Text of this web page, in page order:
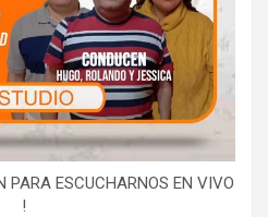
PARA ESCUCHARNOS EN VIVO
!